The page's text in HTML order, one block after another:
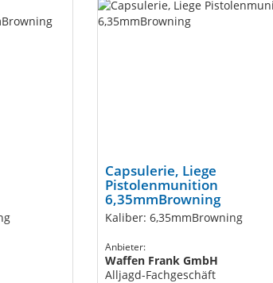
Capsulerie, Liege
Pistolenmunition
6,35mmBrowning
Kaliber: 6,35mmBrowning
Anbieter:
Waffen Frank GmbH
Alljagd-Fachgeschäft